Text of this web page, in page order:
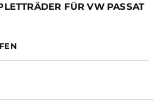
FÜR VW PASSAT